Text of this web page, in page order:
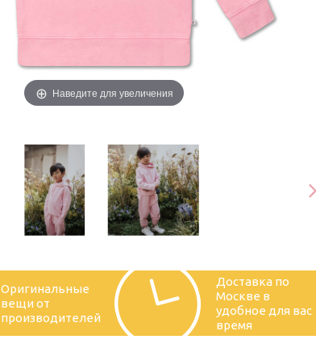
Наведите для увеличения
Оригинальные
вещи от
производителей
Доставка по
Москве в
удобное для вас
время